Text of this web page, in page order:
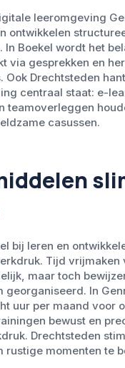
leeromgeving
ontwikkelen
In Boekel wordt het
via gesprekken en
Ook Drechtsteden
centraal staat: e-
teamoverleggen
casussen.
bij leren en
Tijd vrijmaken
maar toch
georganiseerd. In
uur per maand voor
bewust en
Drechtsteden
rustige momenten te